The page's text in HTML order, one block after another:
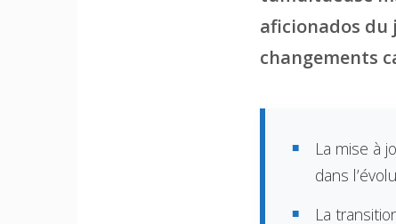
aficionados du
changements
La mise à
dans
La